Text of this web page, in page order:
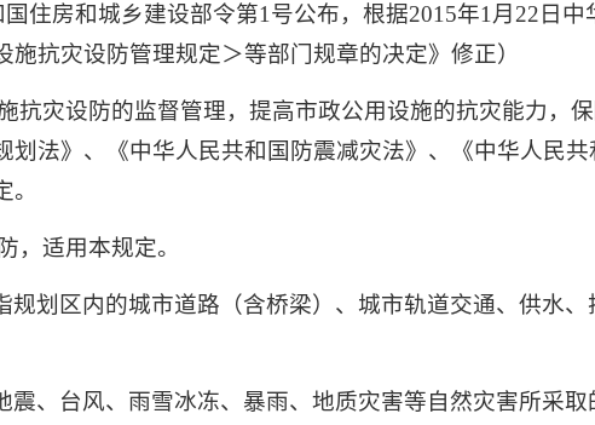
国住房和城乡建设部令第1号公布，根据2015年1月22日
抗灾设防管理规定＞等部门规章的决定》修正）
抗灾设防的监督管理，提高市政公用设施的抗灾能力，
划法》、《中华人民共和国防震减灾法》、《中华人民
，适用本规定。
规划区内的城市道路（含桥梁）、城市轨道交通、供水
、台风、雨雪冰冻、暴雨、地质灾害等自然灾害所采取